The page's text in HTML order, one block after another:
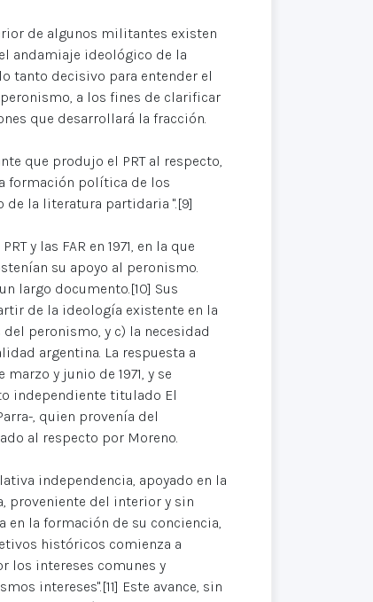
de algunos militantes existen
andamiaje ideológico de la
tanto decisivo para entender el
a los fines de clarificar
que desarrollará la fracción.
que produjo el PRT al respecto,
formación política de los
la literatura partidaria ".[9]
y las FAR en 1971, en la que
su apoyo al peronismo.
largo documento.[10] Sus
de la ideología existente en la
peronismo, y c) la necesidad
argentina. La respuesta a
y junio de 1971, y se
independiente titulado El
, quien provenía del
al respecto por Moreno.
independencia, apoyado en la
proveniente del interior y sin
la formación de su conciencia,
históricos comienza a
los intereses comunes y
intereses".[11] Este avance, sin